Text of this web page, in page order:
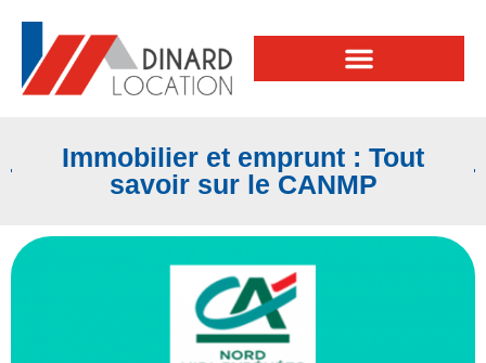
Immobilier et emprunt : Tout
savoir sur le CANMP